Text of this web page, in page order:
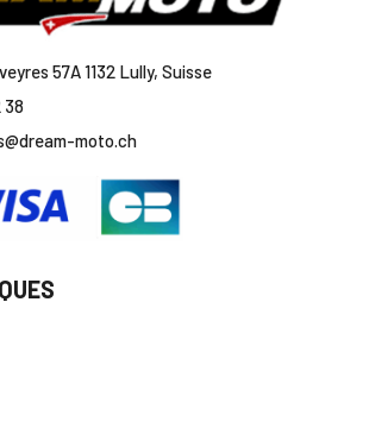
57A 1132 Lully, Suisse
38
moto.ch